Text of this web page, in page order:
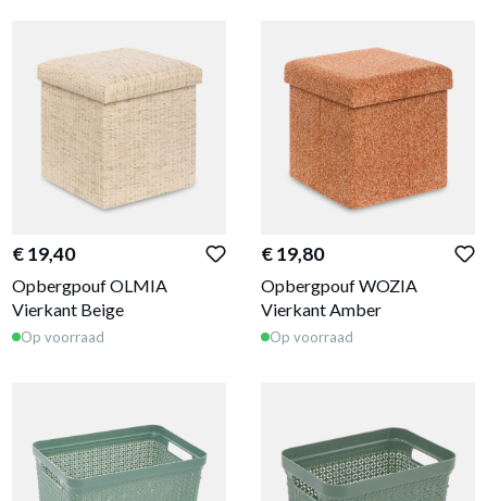
€ 19,40
Opbergpouf OLMIA
Vierkant Beige
Op voorraad
€ 19,80
Opbergpouf WOZIA
Vierkant Amber
Op voorraad